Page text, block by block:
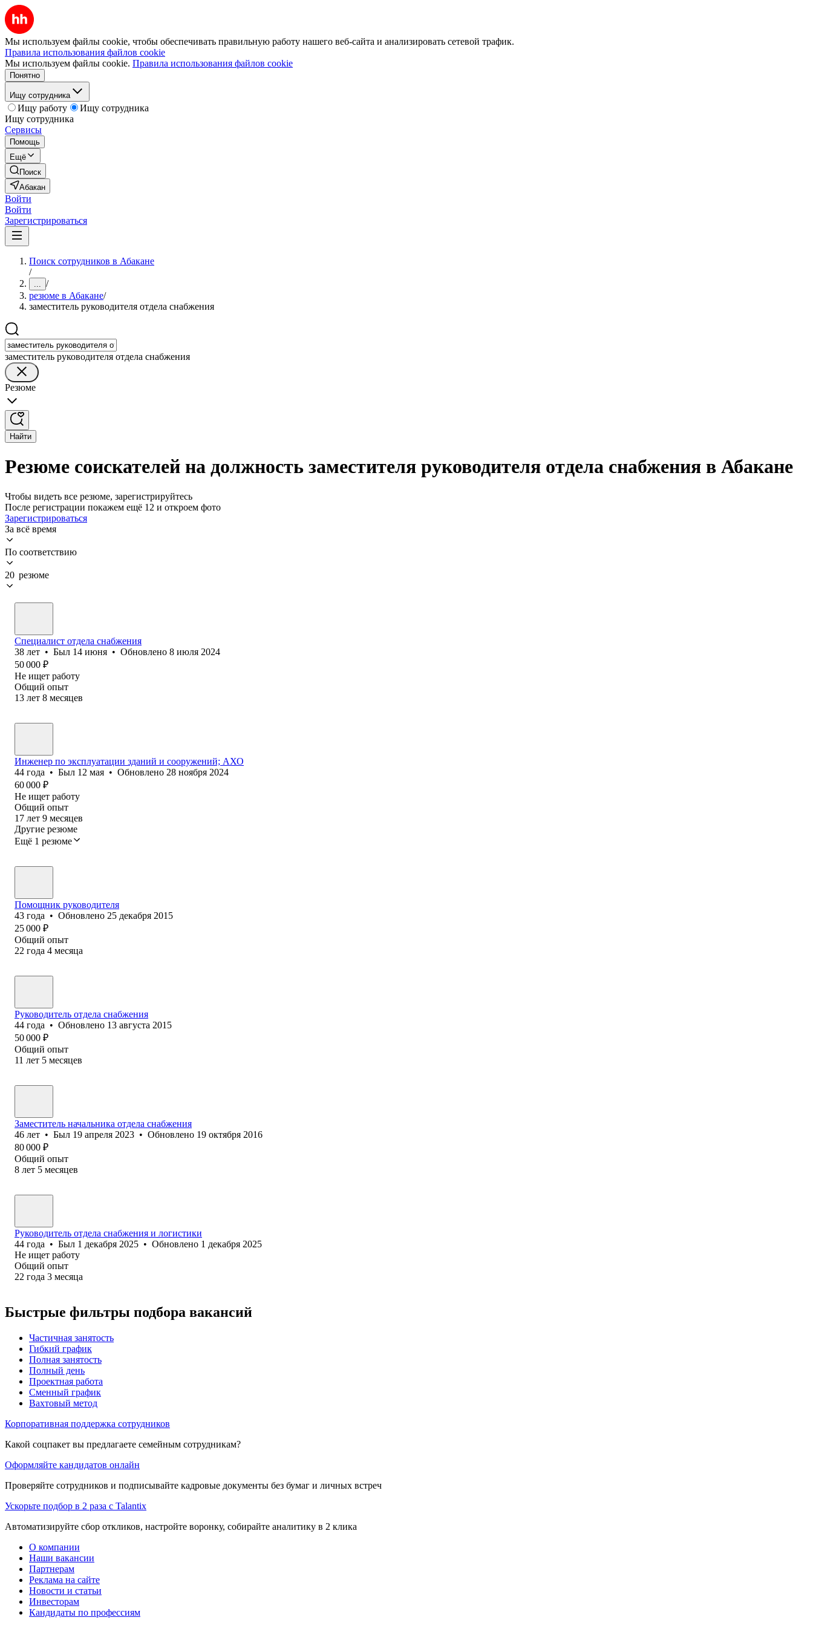
Мы используем файлы cookie, чтобы обеспечивать правильную работу нашего веб-сайта и анализировать сетевой трафик.
Правила использования файлов cookie
Мы используем файлы cookie. Правила использования файлов cookie
Понятно
Ищу сотрудника
Ищу работу
Ищу сотрудника
Ищу сотрудника
Сервисы
Помощь
Ещё
Поиск
Абакан
Войти
Войти
Зарегистрироваться
Поиск сотрудников в Абакане
/
... /
резюме в Абакане/
заместитель руководителя отдела снабжения
заместитель руководителя отдела снабжения
Резюме
Найти
Резюме соискателей на должность заместителя руководителя отдела снабжения в Абакане
Чтобы видеть все резюме, зарегистрируйтесь
После регистрации покажем ещё 12 и откроем фото
Зарегистрироваться
За всё время
По соответствию
20 резюме
Специалист отдела снабжения
38 лет • Был 14 июня • Обновлено 8 июля 2024
50 000 ₽
Не ищет работу
Общий опыт
13 лет 8 месяцев
Инженер по эксплуатации зданий и сооружений; АХО
44 года • Был 12 мая • Обновлено 28 ноября 2024
60 000 ₽
Не ищет работу
Общий опыт
17 лет 9 месяцев
Другие резюме
Ещё 1 резюме
Помощник руководителя
43 года • Обновлено 25 декабря 2015
25 000 ₽
Общий опыт
22 года 4 месяца
Руководитель отдела снабжения
44 года • Обновлено 13 августа 2015
50 000 ₽
Общий опыт
11 лет 5 месяцев
Заместитель начальника отдела снабжения
46 лет • Был 19 апреля 2023 • Обновлено 19 октября 2016
80 000 ₽
Общий опыт
8 лет 5 месяцев
Руководитель отдела снабжения и логистики
44 года • Был 1 декабря 2025 • Обновлено 1 декабря 2025
Не ищет работу
Общий опыт
22 года 3 месяца
Быстрые фильтры подбора вакансий
Частичная занятость
Гибкий график
Полная занятость
Полный день
Проектная работа
Сменный график
Вахтовый метод
Корпоративная поддержка сотрудников
Какой соцпакет вы предлагаете семейным сотрудникам?
Оформляйте кандидатов онлайн
Проверяйте сотрудников и подписывайте кадровые документы без бумаг и личных встреч
Ускорьте подбор в 2 раза с Talantix
Автоматизируйте сбор откликов, настройте воронку, собирайте аналитику в 2 клика
О компании
Наши вакансии
Партнерам
Реклама на сайте
Новости и статьи
Инвесторам
Кандидаты по профессиям